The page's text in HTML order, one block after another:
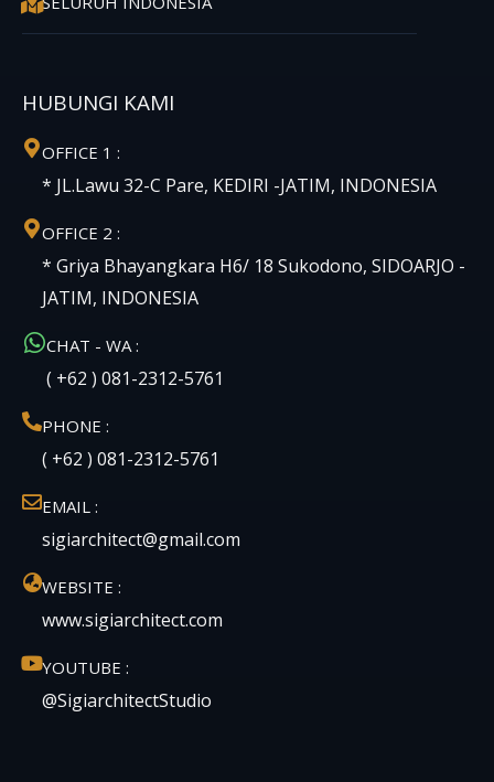
HUBUNGI KAMI
OFFICE 1 :
* JL.Lawu 32-C Pare, KEDIRI -JATIM, INDONESIA
OFFICE 2 :
* Griya Bhayangkara H6/ 18 Sukodono, SIDOARJO -
JATIM, INDONESIA
CHAT - WA :
( +62 ) 081-2312-5761
PHONE :
( +62 ) 081-2312-5761
EMAIL :
sigiarchitect@gmail.com
WEBSITE :
www.sigiarchitect.com
YOUTUBE :
@SigiarchitectStudio